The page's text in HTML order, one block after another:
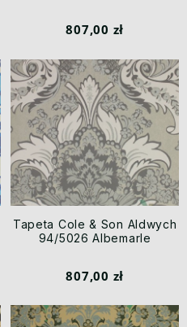
807,00 zł
Tapeta Cole & Son Aldwych
94/5026 Albemarle
807,00 zł